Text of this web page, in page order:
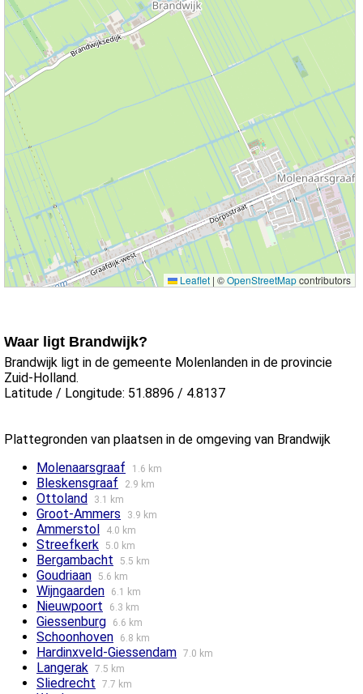
Leaflet | ©OpenStreetMapcontributors
Waar ligt Brandwijk?
Brandwijk ligt in de gemeente Molenlanden in de provincie
Zuid-Holland.
Latitude / Longitude: 51.8896 / 4.8137
Plattegronden van plaatsen in de omgeving van Brandwijk
Molenaarsgraaf
1.6 km
Bleskensgraaf 2.9 km
Ottoland 3.1 km
Groot-Ammers 3.9 km
Ammerstol 4.0 km
Streefkerk 5.0 km
Bergambacht 5.5 km
Goudriaan 5.6 km
Wijngaarden 6.1 km
Nieuwpoort 6.3 km
Giessenburg 6.6 km
Schoonhoven 6.8 km
Hardinxveld-Giessendam 7.0 km
Langerak 7.5 km
Sliedrecht 7.7 km